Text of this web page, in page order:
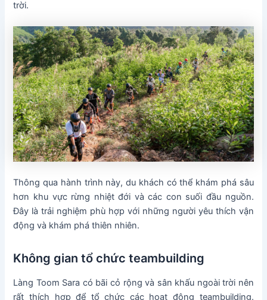
trời.
Thông qua hành trình này, du khách có thể khám phá sâu
hơn khu vực rừng nhiệt đới và các con suối đầu nguồn.
Đây là trải nghiệm phù hợp với những người yêu thích vận
động và khám phá thiên nhiên.
Không gian tổ chức teambuilding
Làng Toom Sara có bãi cỏ rộng và sân khấu ngoài trời nên
rất thích hợp để tổ chức các hoạt động teambuilding.